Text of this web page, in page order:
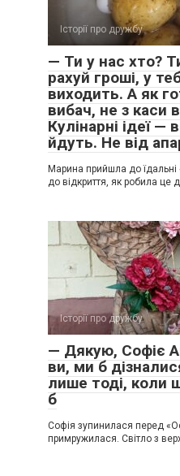
Історії про дружбу
— Ти у нас хто?
рахуй гроші, у
виходить. А як
вибач, не з каси
Кулінарні ідеї —
йдуть. Не від
Марина прийшла до їдальні
до відкриття, як робила це
Історії про дружбу
— Дякую, Софіє
ви, ми б
лише тоді, коли
б
Софія зупинилася перед
примружилася. Світло з